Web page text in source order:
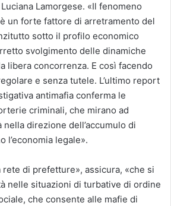
Lamorgese. «Il fenomeno
un forte fattore di arretramento del
sotto il profilo economico
svolgimento delle dinamiche
libera concorrenza. E così facendo
e senza tutele. L’ultimo report
antimafia conferma le
criminali, che mirano ad
direzione dell’accumulo di
l’economia legale».
rete di prefetture», assicura, «che si
nelle situazioni di turbative di ordine
che consente alle mafie di